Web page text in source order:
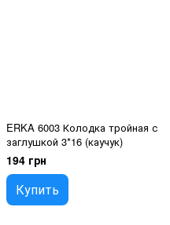
ERKA 6003 Колодка тройная с
заглушкой 3*16 (каучук)
194 грн
Купить